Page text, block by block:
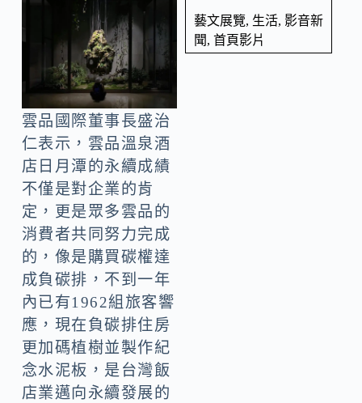
雲品國際董事長盛治
仁表示，雲品溫泉酒
店日月潭的永續成績
不僅是對企業的肯
定，更是眾多雲品的
消費者共同努力完成
的，像是購買碳權達
成負碳排，不到一年
內已有1962組旅客響
應，現在負碳排住房
更加碼植樹並製作紀
念水泥板，是台灣飯
店業邁向永續發展的
藝文展覽, 生活, 影音新
聞, 首頁影片